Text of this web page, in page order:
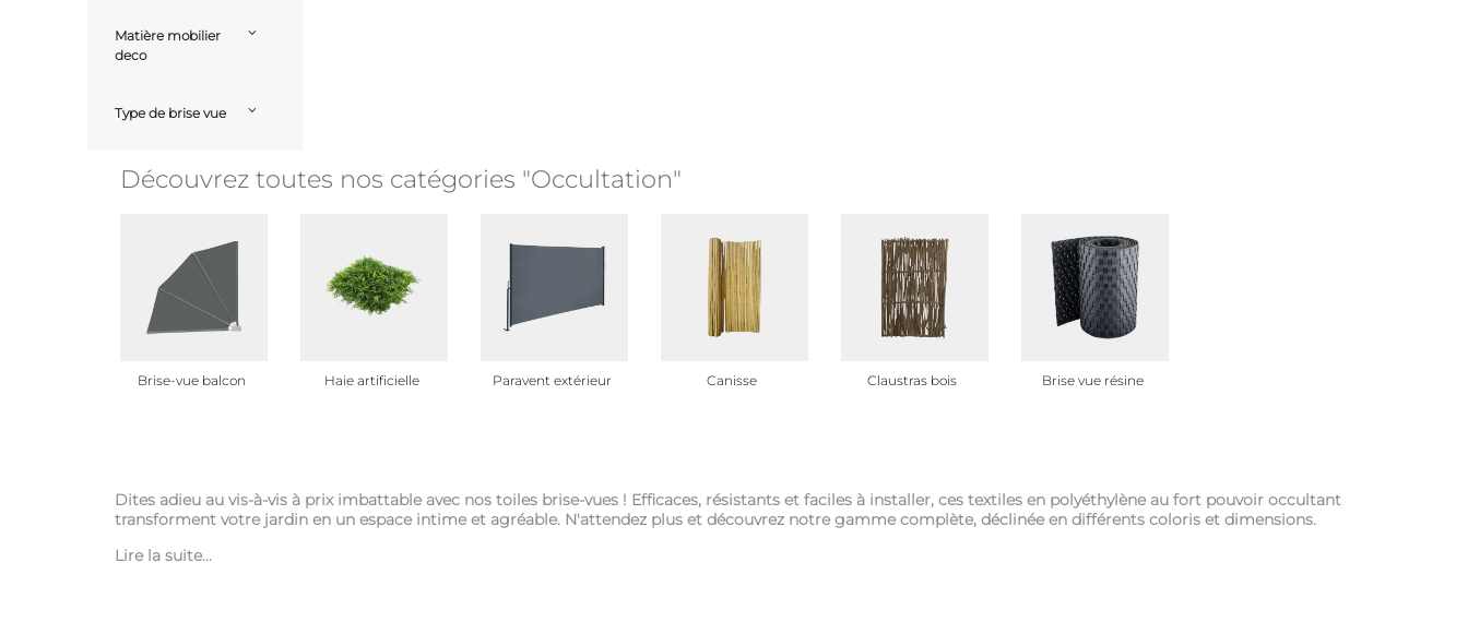
Matière mobilier
deco
Type de brise vue
Découvrez toutes nos catégories "Occultation"
Brise-vue balcon Haie artificielle Paravent extérieur Canisse Claustras bois Brise vue résine
Dites adieu au vis-à-vis à prix imbattable avec nos toiles brise-vues ! Efficaces, résistants et faciles à installer, ces textiles en polyéthylène au fort pouvoir occultant
transforment votre jardin en un espace intime et agréable. N'attendez plus et découvrez notre gamme complète, déclinée en différents coloris et dimensions.
Lire la suite...